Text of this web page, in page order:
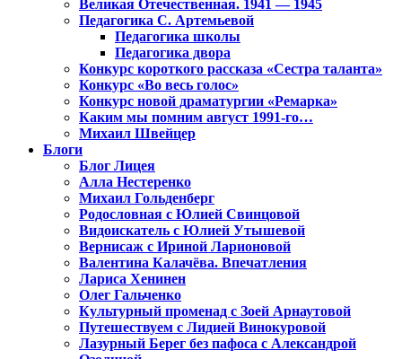
Великая Отечественная. 1941 — 1945
Педагогика С. Артемьевой
Педагогика школы
Педагогика двора
Конкурс короткого рассказа «Сестра таланта»
Конкурс «Во весь голос»
Конкурс новой драматургии «Ремарка»
Каким мы помним август 1991-го…
Михаил Швейцер
Блоги
Блог Лицея
Алла Нестеренко
Михаил Гольденберг
Родословная с Юлией Свинцовой
Видоискатель с Юлией Утышевой
Вернисаж с Ириной Ларионовой
Валентина Калачёва. Впечатления
Лариса Хенинен
Олег Гальченко
Культурный променад с Зоей Арнаутовой
Путешествуем с Лидией Винокуровой
Лазурный Берег без пафоса с Александрой